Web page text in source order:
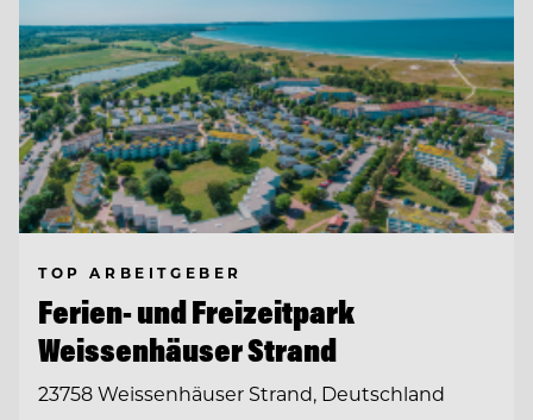
TOP ARBEITGEBER
Ferien- und Freizeitpark
Weissenhäuser Strand
23758 Weissenhäuser Strand, Deutschland